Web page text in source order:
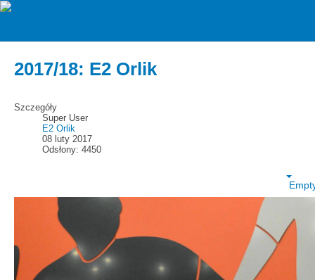
2017/18: E2 Orlik
Szczegóły
Super User
E2 Orlik
08 luty 2017
Odsłony: 4450